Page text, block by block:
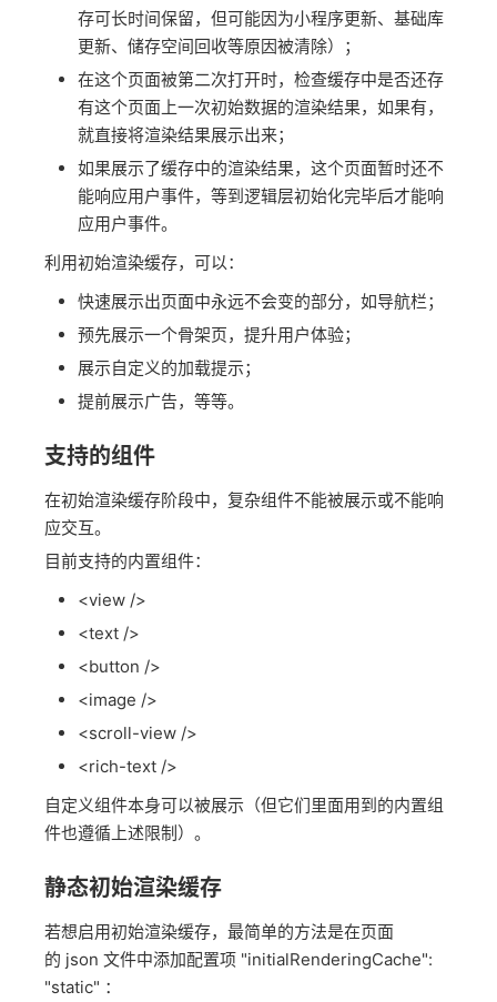
存可长时间保留，但可能因为小程序更新、基础库
更新、储存空间回收等原因被清除）；
在这个页面被第二次打开时，检查缓存中是否还存
有这个页面上一次初始数据的渲染结果，如果有，
就直接将渲染结果展示出来；
如果展示了缓存中的渲染结果，这个页面暂时还不
能响应用户事件，等到逻辑层初始化完毕后才能响
应用户事件。
利用初始渲染缓存，可以：
快速展示出页面中永远不会变的部分，如导航栏；
预先展示一个骨架页，提升用户体验；
展示自定义的加载提示；
提前展示广告，等等。
支持的组件
在初始渲染缓存阶段中，复杂组件不能被展示或不能响
应交互。
目前支持的内置组件：
<view />
<text />
<button />
<image />
<scroll-view />
<rich-text />
自定义组件本身可以被展示（但它们里面用到的内置组
件也遵循上述限制）。
静态初始渲染缓存
若想启用初始渲染缓存，最简单的方法是在页面
的 json 文件中添加配置项 "initialRenderingCache":
"static" ：